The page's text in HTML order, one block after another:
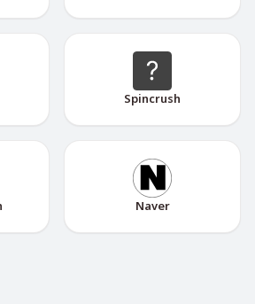
Spincrush
Naver